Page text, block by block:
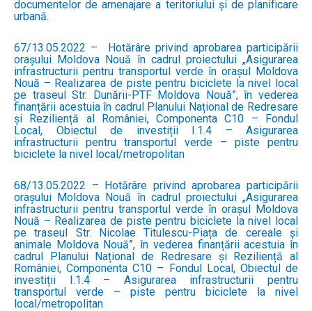
documentelor de amenajare a teritoriului și de planificare
urbană.
67/13.05.2022 – Hotărâre privind aprobarea participării
orașului Moldova Nouă în cadrul proiectului „Asigurarea
infrastructurii pentru transportul verde în orașul Moldova
Nouă – Realizarea de piste pentru biciclete la nivel local
pe traseul Str. Dunării-PTF Moldova Nouă”, în vederea
finanțării acestuia în cadrul Planului Național de Redresare
și Reziliență al României, Componenta C10 – Fondul
Local, Obiectul de investiții I.1.4 – Asigurarea
infrastructurii pentru transportul verde – piste pentru
biciclete la nivel local/metropolitan
68/13.05.2022 – Hotărâre privind aprobarea participării
orașului Moldova Nouă în cadrul proiectului „Asigurarea
infrastructurii pentru transportul verde în orașul Moldova
Nouă – Realizarea de piste pentru biciclete la nivel local
pe traseul Str. Nicolae Titulescu-Piața de cereale și
animale Moldova Nouă”, în vederea finanțării acestuia în
cadrul Planului Național de Redresare și Reziliență al
României, Componenta C10 – Fondul Local, Obiectul de
investiții I.1.4 – Asigurarea infrastructurii pentru
transportul verde – piste pentru biciclete la nivel
local/metropolitan